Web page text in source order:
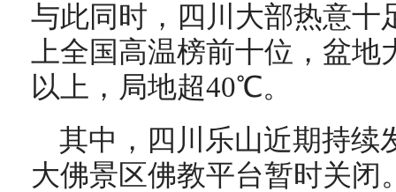
与此同时，四川大部热意十
上全国高温榜前十位，盆地
以上，局地超40℃。
其中，四川乐山近期持续
大佛景区佛教平台暂时关闭